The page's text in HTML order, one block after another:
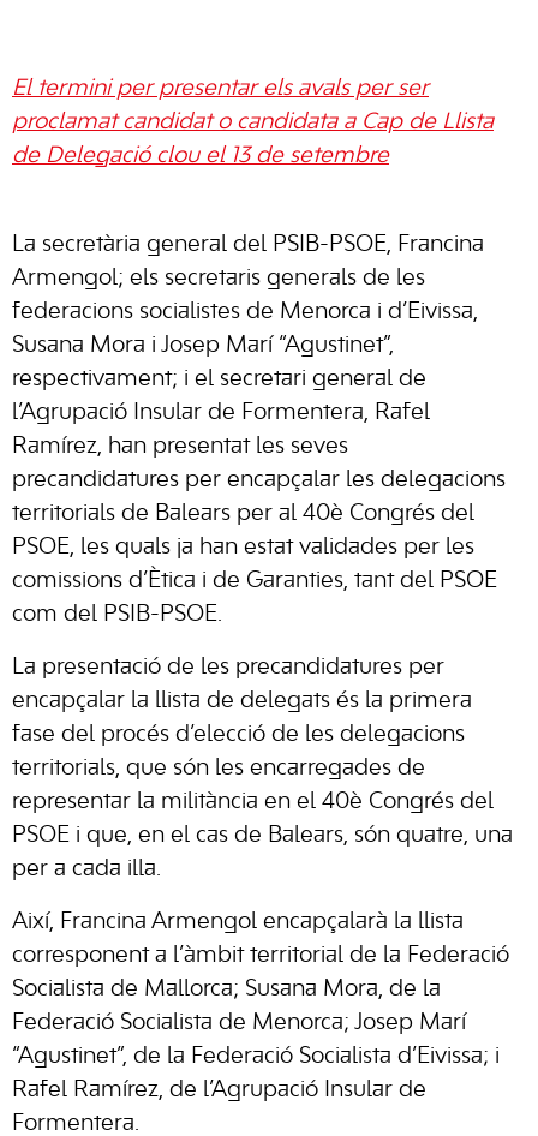
El termini per presentar els avals per ser
proclamat candidat o candidata a Cap de Llista
de Delegació clou el 13 de setembre
La secretària general del PSIB-PSOE, Francina
Armengol; els secretaris generals de les
federacions socialistes de Menorca i d’Eivissa,
Susana Mora i Josep Marí “Agustinet”,
respectivament; i el secretari general de
l’Agrupació Insular de Formentera, Rafel
Ramírez, han presentat les seves
precandidatures per encapçalar les delegacions
territorials de Balears per al 40è Congrés del
PSOE, les quals ja han estat validades per les
comissions d’Ètica i de Garanties, tant del PSOE
com del PSIB-PSOE.
La presentació de les precandidatures per
encapçalar la llista de delegats és la primera
fase del procés d’elecció de les delegacions
territorials, que són les encarregades de
representar la militància en el 40è Congrés del
PSOE i que, en el cas de Balears, són quatre, una
per a cada illa.
Així, Francina Armengol encapçalarà la llista
corresponent a l’àmbit territorial de la Federació
Socialista de Mallorca; Susana Mora, de la
Federació Socialista de Menorca; Josep Marí
“Agustinet”, de la Federació Socialista d’Eivissa; i
Rafel Ramírez, de l’Agrupació Insular de
Formentera.